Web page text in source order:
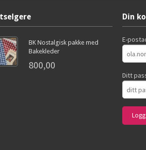
BK Nostalgisk pakke med
Bakekleder
800,00
Din
E-
Ditt